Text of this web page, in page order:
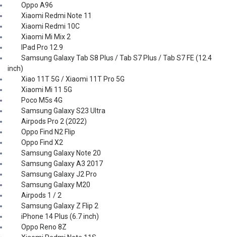
Oppo A96
Xiaomi Redmi Note 11
Xiaomi Redmi 10C
Xiaomi Mi Mix 2
IPad Pro 12.9
Samsung Galaxy Tab S8 Plus / Tab S7 Plus / Tab S7 FE (12.4
inch)
Xiao 11T 5G / Xiaomi 11T Pro 5G
Xiaomi Mi 11 5G
Poco M5s 4G
Samsung Galaxy S23 Ultra
Airpods Pro 2 (2022)
Oppo Find N2 Flip
Oppo Find X2
Samsung Galaxy Note 20
Samsung Galaxy A3 2017
Samsung Galaxy J2 Pro
Samsung Galaxy M20
Airpods 1 / 2
Samsung Galaxy Z Flip 2
iPhone 14 Plus (6.7 inch)
Oppo Reno 8Z